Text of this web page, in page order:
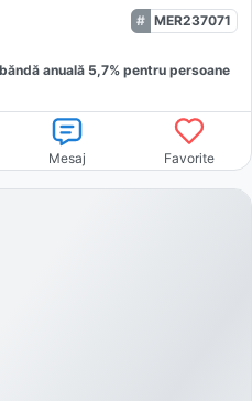
MER237071
anuală 5,7% pentru persoane
Mesaj Favorite